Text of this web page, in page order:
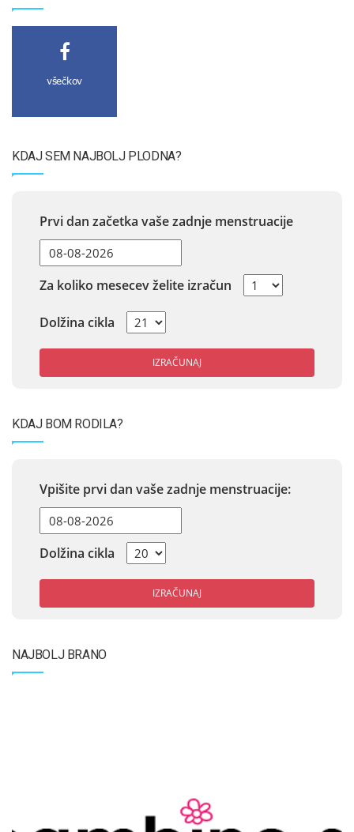
všečkov
KDAJ SEM NAJBOLJ PLODNA?
Prvi dan začetka vaše zadnje menstruacije
Za koliko mesecev želite izračun
Dolžina cikla
IZRAČUNAJ
KDAJ BOM RODILA?
Vpišite prvi dan vaše zadnje menstruacije:
Dolžina cikla
IZRAČUNAJ
NAJBOLJ BRANO